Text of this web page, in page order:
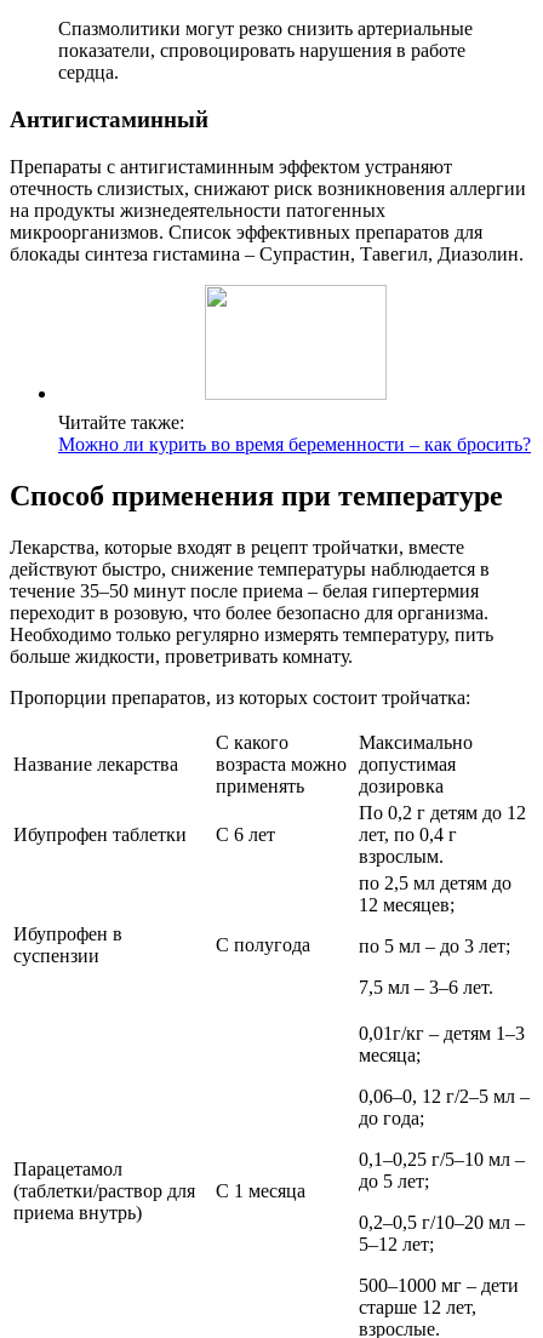
Спазмолитики могут резко снизить артериальные
показатели, спровоцировать нарушения в работе
сердца.
Антигистаминный
Препараты с антигистаминным эффектом устраняют
отечность слизистых, снижают риск возникновения аллергии
на продукты жизнедеятельности патогенных
микроорганизмов. Список эффективных препаратов для
блокады синтеза гистамина – Супрастин, Тавегил, Диазолин.
Читайте также:
Можно ли курить во время беременности – как бросить?
Способ применения при температуре
Лекарства, которые входят в рецепт тройчатки, вместе
действуют быстро, снижение температуры наблюдается в
течение 35–50 минут после приема – белая гипертермия
переходит в розовую, что более безопасно для организма.
Необходимо только регулярно измерять температуру, пить
больше жидкости, проветривать комнату.
Пропорции препаратов, из которых состоит тройчатка:
Название лекарства
С какого
возраста можно
применять
Максимально
допустимая
дозировка
Ибупрофен таблетки С 6 лет
По 0,2 г детям до 12
лет, по 0,4 г
взрослым.
Ибупрофен в
суспензии
С полугода
по 2,5 мл детям до
12 месяцев;
по 5 мл – до 3 лет;
7,5 мл – 3–6 лет.
Парацетамол
(таблетки/раствор для
приема внутрь)
С 1 месяца
0,01г/кг – детям 1–3
месяца;
0,06–0, 12 г/2–5 мл –
до года;
0,1–0,25 г/5–10 мл –
до 5 лет;
0,2–0,5 г/10–20 мл –
5–12 лет;
500–1000 мг – дети
старше 12 лет,
взрослые.